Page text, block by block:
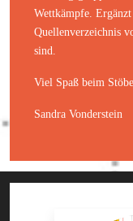
Wettkämpfe.
Quellenverzeichnis
sind.
Viel Spaß beim
Sandra Vonderstein